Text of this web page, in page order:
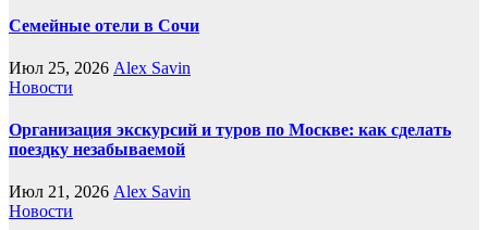
Семейные отели в Сочи
Июл 25, 2026 Alex Savin
Новости
Организация экскурсий и туров по Москве: как сделать
поездку незабываемой
Июл 21, 2026 Alex Savin
Новости